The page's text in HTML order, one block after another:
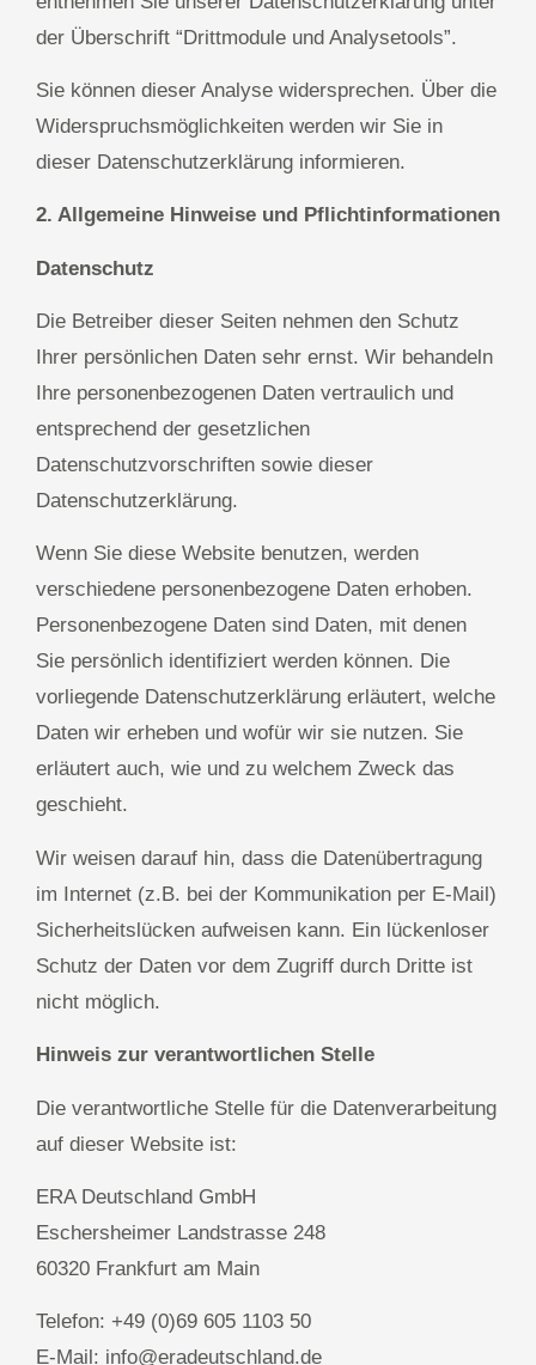
der Überschrift “Drittmodule und Analysetools”.
Sie können dieser Analyse widersprechen. Über die
Widerspruchsmöglichkeiten werden wir Sie in
dieser Datenschutzerklärung informieren.
2. Allgemeine Hinweise und Pflichtinformationen
Datenschutz
Die Betreiber dieser Seiten nehmen den Schutz
Ihrer persönlichen Daten sehr ernst. Wir behandeln
Ihre personenbezogenen Daten vertraulich und
entsprechend der gesetzlichen
Datenschutzvorschriften sowie dieser
Datenschutzerklärung.
Wenn Sie diese Website benutzen, werden
verschiedene personenbezogene Daten erhoben.
Personenbezogene Daten sind Daten, mit denen
Sie persönlich identifiziert werden können. Die
vorliegende Datenschutzerklärung erläutert, welche
Daten wir erheben und wofür wir sie nutzen. Sie
erläutert auch, wie und zu welchem Zweck das
geschieht.
Wir weisen darauf hin, dass die Datenübertragung
im Internet (z.B. bei der Kommunikation per E-Mail)
Sicherheitslücken aufweisen kann. Ein lückenloser
Schutz der Daten vor dem Zugriff durch Dritte ist
nicht möglich.
Hinweis zur verantwortlichen Stelle
Die verantwortliche Stelle für die Datenverarbeitung
auf dieser Website ist:
ERA Deutschland GmbH
Eschersheimer Landstrasse 248
60320 Frankfurt am Main
Telefon: +49 (0)69 605 1103 50
E-Mail: info@eradeutschland.de